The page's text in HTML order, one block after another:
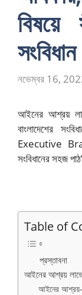
বিষয়ে
সংবিধান
নভেম্বর 16,
আইনের আশ্রয়
বাংলাদেশের
Executive
সংবিধানের সহজ
Table of
প্রস্তাবনা
আইনের আশ্রয়
আইনের আশ্রয়-